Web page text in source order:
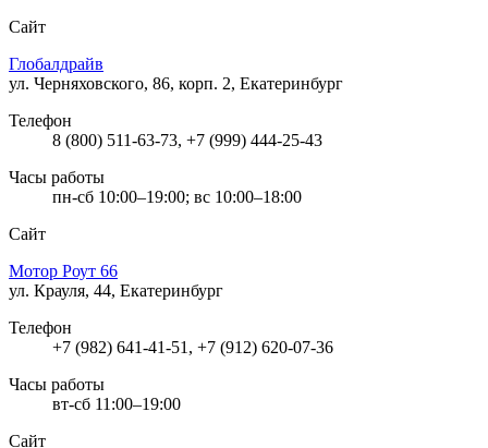
Сайт
Глобалдрайв
ул. Черняховского, 86, корп. 2, Екатеринбург
Телефон
8 (800) 511-63-73, +7 (999) 444-25-43
Часы работы
пн-сб 10:00–19:00; вс 10:00–18:00
Сайт
Мотор Роут 66
ул. Крауля, 44, Екатеринбург
Телефон
+7 (982) 641-41-51, +7 (912) 620-07-36
Часы работы
вт-сб 11:00–19:00
Сайт